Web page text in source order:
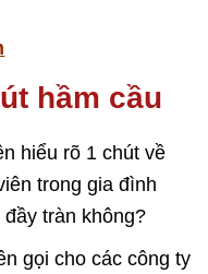
hầm cầu
hiểu rõ 1 chút về
trong gia đình
tràn không?
gọi cho các công ty